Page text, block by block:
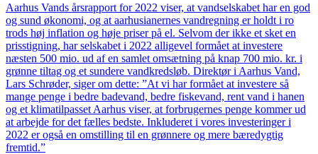
Aarhus Vands årsrapport for 2022 viser, at vandselskabet har en god
og sund økonomi, og at aarhusianernes vandregning er holdt i ro
trods høj inflation og høje priser på el. Selvom der ikke et sket en
prisstigning, har selskabet i 2022 alligevel formået at investere
næsten 500 mio. ud af en samlet omsætning på knap 700 mio. kr. i
grønne tiltag og et sundere vandkredsløb. Direktør i Aarhus Vand,
Lars Schrøder, siger om dette: ”At vi har formået at investere så
mange penge i bedre badevand, bedre fiskevand, rent vand i hanen
og et klimatilpasset Aarhus viser, at forbrugernes penge kommer ud
at arbejde for det fælles bedste. Inkluderet i vores investeringer i
2022 er også en omstilling til en grønnere og mere bæredygtig
fremtid.”